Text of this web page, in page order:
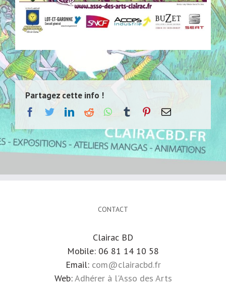
Partagez cette info !
facebook
twitterlinkedin
redditwhatsapp
tumblr pinterestEmail
CONTACT
Clairac BD
Mobile: 06 81 14 10 58
Email: com@clairacbd.fr
Web:Adhérer à l'Asso des Arts